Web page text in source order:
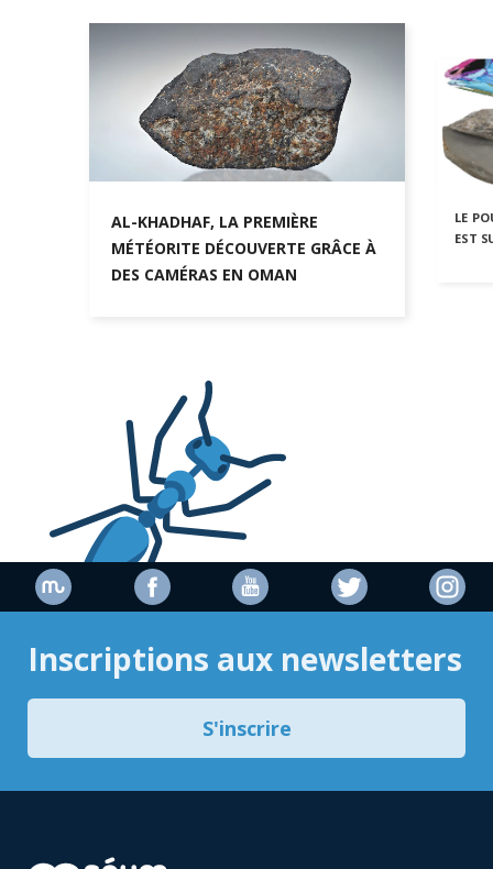
AL-KHADHAF, LA PREMIÈRE
MÉTÉORITE DÉCOUVERTE GRÂCE À
DES CAMÉRAS EN OMAN
LE
EST
Inscriptions aux newsletters
S'inscrire